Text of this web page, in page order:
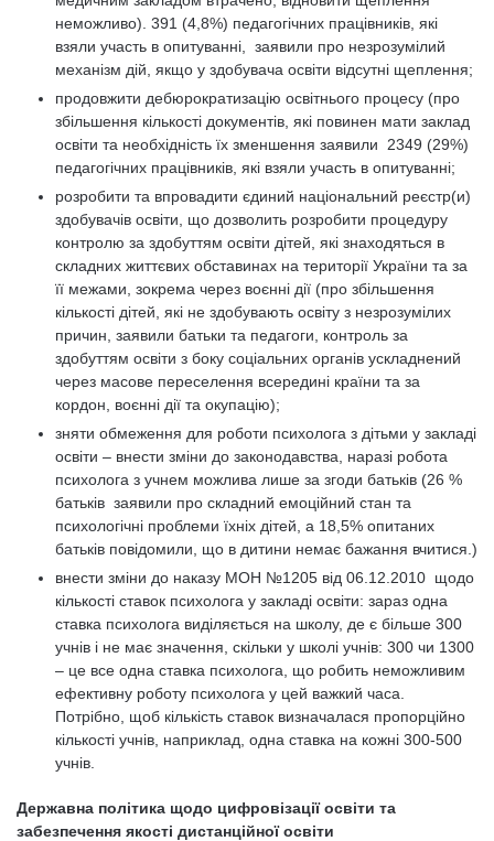
неможливо). 391 (4,8%) педагогічних працівників, які
взяли участь в опитуванні, заявили про незрозумілий
механізм дій, якщо у здобувача освіти відсутні щеплення;
продовжити дебюрократизацію освітнього процесу (про
збільшення кількості документів, які повинен мати заклад
освіти та необхідність їх зменшення заявили 2349 (29%)
педагогічних працівників, які взяли участь в опитуванні;
розробити та впровадити єдиний національний реєстр(и)
здобувачів освіти, що дозволить розробити процедуру
контролю за здобуттям освіти дітей, які знаходяться в
складних життєвих обставинах на території України та за
її межами, зокрема через воєнні дії (про збільшення
кількості дітей, які не здобувають освіту з незрозумілих
причин, заявили батьки та педагоги, контроль за
здобуттям освіти з боку соціальних органів ускладнений
через масове переселення всередині країни та за
кордон, воєнні дії та окупацію);
зняти обмеження для роботи психолога з дітьми у закладі
освіти – внести зміни до законодавства, наразі робота
психолога з учнем можлива лише за згоди батьків (26 %
батьків заявили про складний емоційний стан та
психологічні проблеми їхніх дітей, а 18,5% опитаних
батьків повідомили, що в дитини немає бажання вчитися.)
внести зміни до наказу МОН №1205 від 06.12.2010 щодо
кількості ставок психолога у закладі освіти: зараз одна
ставка психолога виділяється на школу, де є більше 300
учнів і не має значення, скільки у школі учнів: 300 чи 1300
– це все одна ставка психолога, що робить неможливим
ефективну роботу психолога у цей важкий часа.
Потрібно, щоб кількість ставок визначалася пропорційно
кількості учнів, наприклад, одна ставка на кожні 300-500
учнів.
Державна політика щодо цифровізації освіти та
забезпечення якості дистанційної освіти